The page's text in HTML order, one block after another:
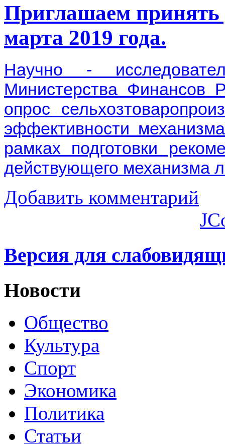
Приглашаем принять
марта 2019 года.
Научно -
Министерства Финансов
опрос
эффективности
рамках подготовки
действующего механизма
Добавить комментарий
Версия для
Новости
Общество
Культура
Спорт
Экономика
Политика
Статьи